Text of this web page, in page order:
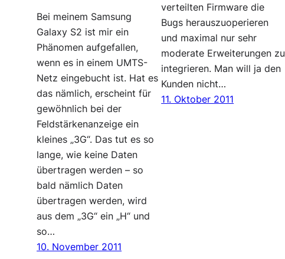
Bei meinem Samsung
Galaxy S2 ist mir ein
Phänomen aufgefallen,
wenn es in einem UMTS-
Netz eingebucht ist. Hat es
das nämlich, erscheint für
gewöhnlich bei der
Feldstärkenanzeige ein
kleines „3G“. Das tut es so
lange, wie keine Daten
übertragen werden – so
bald nämlich Daten
übertragen werden, wird
aus dem „3G“ ein „H“ und
so…
10. November 2011
verteilten Firmware die
Bugs herauszuoperieren
und maximal nur sehr
moderate Erweiterungen zu
integrieren. Man will ja den
Kunden nicht…
11. Oktober 2011